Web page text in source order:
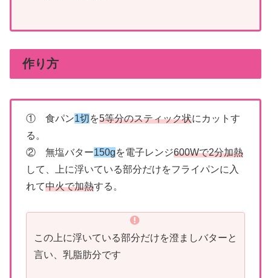
作り方
① 食パン1切 を5等分のスティック状にカットす
る。
② 無塩バター150gを電子レンジ600Wで2分加熱
して、上に浮いている部分だけをフライパンに入
れて中火で加熱する。
この上に浮いている部分だけを澄ましバターと
言い、乳脂肪分です